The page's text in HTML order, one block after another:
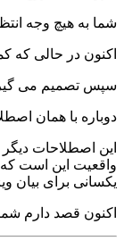
شما به هیچ وجه
اکنون در حالی که
سپس تصمیم می گیرد
دوباره با همان
این اصطلاحات
واقعیت این است
یکسانی برای بیان
اکنون قصد دارم